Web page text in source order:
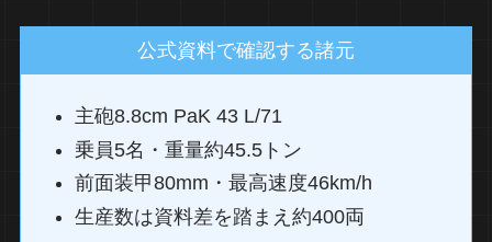
公式資料で確認する諸元
主砲8.8cm PaK 43 L/71
乗員5名・重量約45.5トン
前面装甲80mm・最高速度46km/h
生産数は資料差を踏まえ約400両